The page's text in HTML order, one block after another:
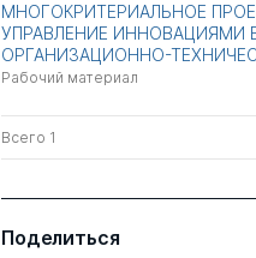
МНОГОКРИТЕРИАЛЬНОЕ
УПРАВЛЕНИЕ ИННОВАЦИЯМИ
ОРГАНИЗАЦИОННО-
Рабочий материал
Всего 1
Поделиться